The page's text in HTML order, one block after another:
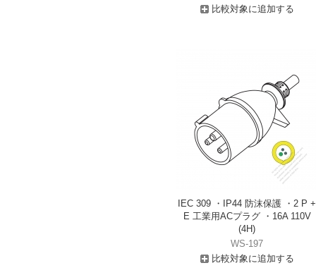
比較対象に追加する
IEC 309 ・IP44 防沫保護 ・2 P +
E 工業用ACプラグ ・16A 110V
(4H)
WS-197
比較対象に追加する